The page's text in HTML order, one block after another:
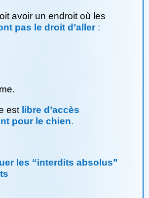
avoir un endroit où les
pas le droit d’aller:
est libre d’accès
pour le chien.
les “interdits absolus”